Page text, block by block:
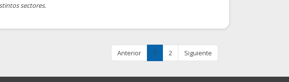
sectores.
Anterior 1 2 Siguiente